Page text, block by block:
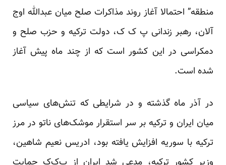
منطقه” احتمالا آغاز روند مذاکرات صلح میان عبدالله اوج
آلان، رهبر زندانی پ ک ک، دولت ترکیه و حزب صلح و
دمکراسی در این کشور است که از چند ماه پیش آغاز
شده است.
در آذر ماه گذشته و در شرایطی که تنش‌های سیاسی
میان ایران و ترکیه بر سر استقرار موشک‌های ناتو در مرز
ترکیه با سوریه افزایش یافته بود، ادریس نعیم شاهین،